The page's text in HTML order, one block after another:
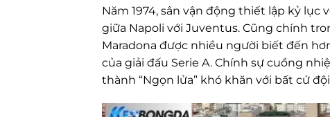
Năm 1974, sân vận động thiết lập kỷ
giữa Napoli với Juventus. Cũng chính
Maradona được nhiều người biết đến
của giải đấu Serie A. Chính sự cuồng
thành “Ngọn lửa” khó khăn với bất cứ